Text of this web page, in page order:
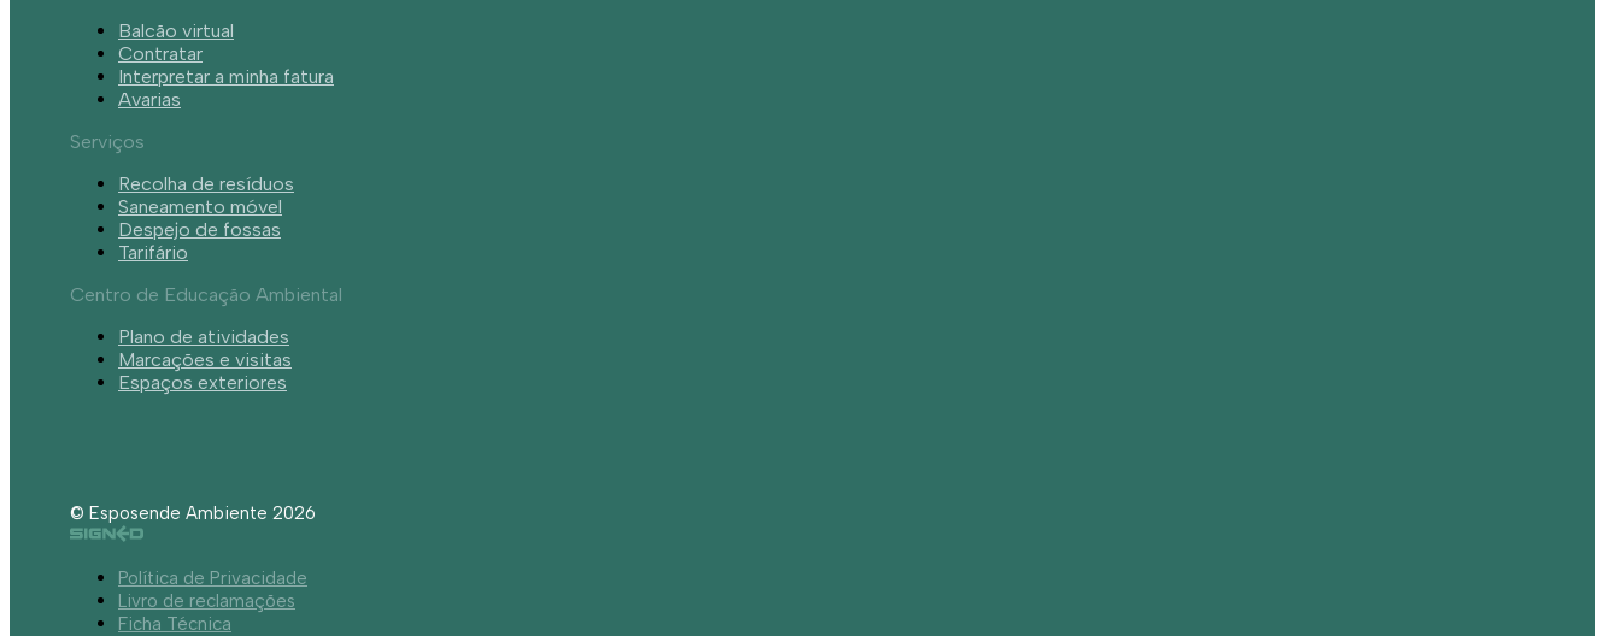
Balcão virtual
Contratar
Interpretar a minha fatura
Avarias
Serviços
Recolha de resíduos
Saneamento móvel
Despejo de fossas
Tarifário
Centro de Educação Ambiental
Plano de atividades
Marcações e visitas
Espaços exteriores
© Esposende Ambiente 2026
Política de Privacidade
Livro de reclamações
Ficha Técnica